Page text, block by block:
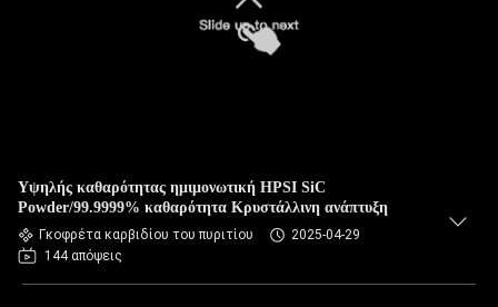
Υψηλής καθαρότητας ημιμονωτική HPSI SiC
Powder/99.9999% καθαρότητα Κρυστάλλινη ανάπτυξη
Γκοφρέτα καρβιδίου του πυριτίου
2025-04-29
144 απόψεις